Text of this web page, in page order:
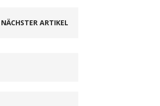
NÄCHSTER ARTIKEL